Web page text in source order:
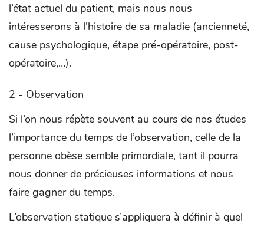
l’état actuel du patient, mais nous nous
intéresserons à l’histoire de sa maladie (ancienneté,
cause psychologique, étape pré-opératoire, post-
opératoire,…).
2 - Observation
Si l’on nous répète souvent au cours de nos études
l’importance du temps de l’observation, celle de la
personne obèse semble primordiale, tant il pourra
nous donner de précieuses informations et nous
faire gagner du temps.
L’observation statique s’appliquera à définir à quel